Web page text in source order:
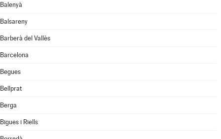
Balenyà
Balsareny
Barberà del Vallès
Barcelona
Begues
Bellprat
Berga
Bigues i Riells